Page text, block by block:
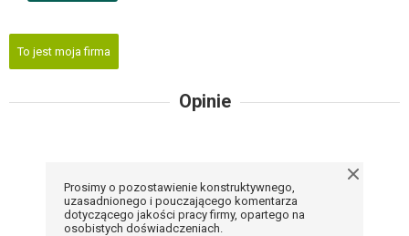
To jest moja firma
Opinie
Prosimy o pozostawienie konstruktywnego,
uzasadnionego i pouczającego komentarza
dotyczącego jakości pracy firmy, opartego na
osobistych doświadczeniach.